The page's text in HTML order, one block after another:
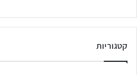
קטגוריות